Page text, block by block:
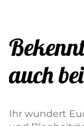
auch
Ihr wundert